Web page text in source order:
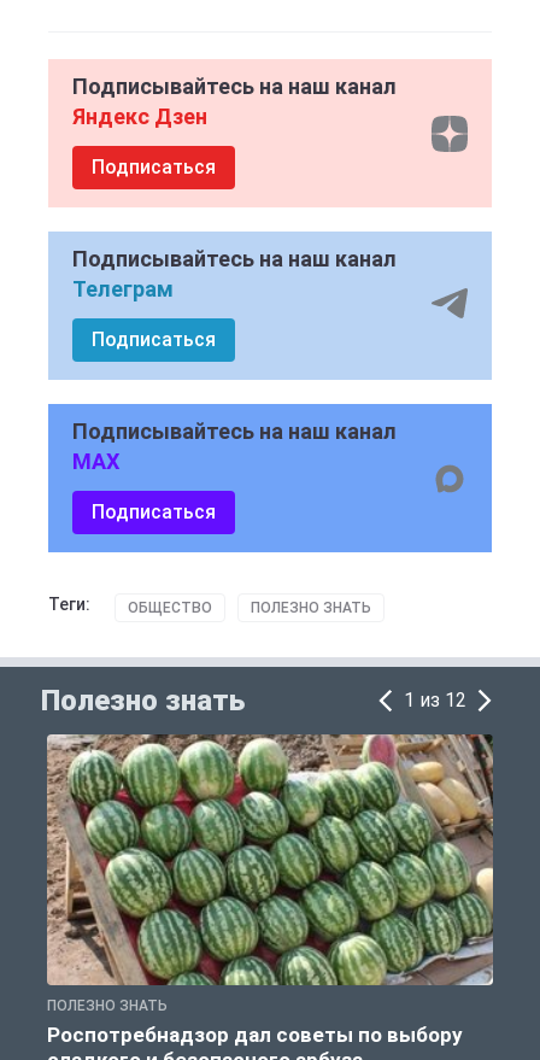
Подписывайтесь на наш канал
Яндекс Дзен
Подписаться
Подписывайтесь на наш канал
Телеграм
Подписаться
Подписывайтесь на наш канал
MAX
Подписаться
Теги: ОБЩЕСТВО ПОЛЕЗНО ЗНАТЬ
Полезно знать 1 из 12
ПОЛЕЗНО ЗНАТЬ
Роспотребнадзор дал советы по выбору